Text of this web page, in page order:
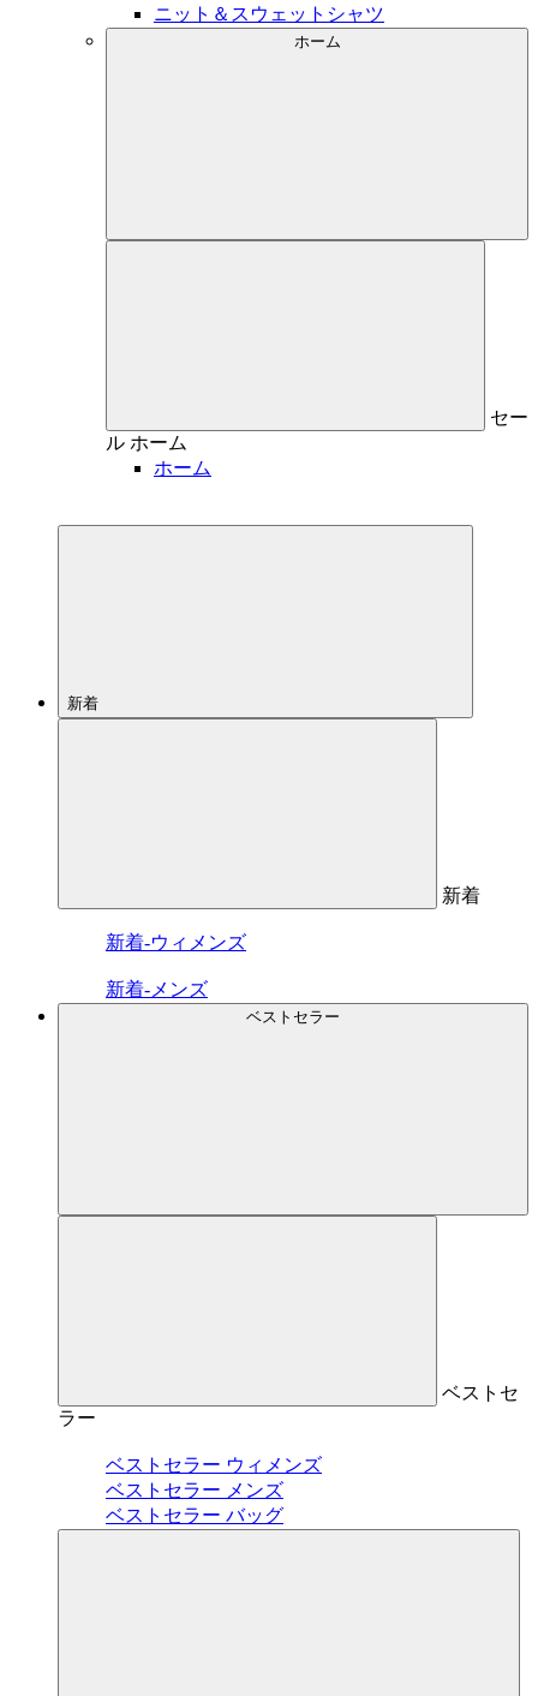
ニット＆スウェットシャツ
ホーム
セー
ル ホーム
ホーム
新着
新着
新着-ウィメンズ
新着-メンズ
ベストセラー
ベストセ
ラー
ベストセラー ウィメンズ
ベストセラー メンズ
ベストセラー バッグ